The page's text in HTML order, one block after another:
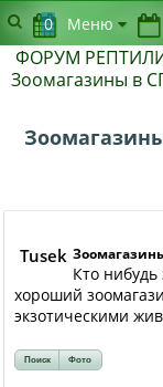
ФОРУМ
Зоомагазины в
Tusek
Кто
хороший
экзотическими
Поиск Фото
0 Меню